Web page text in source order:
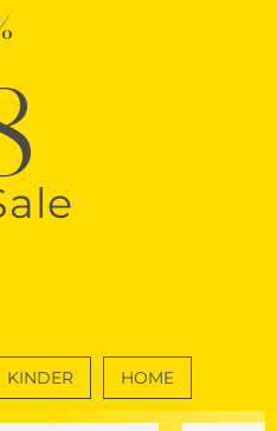
KINDER HOME